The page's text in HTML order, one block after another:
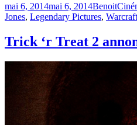
Publié
le
mai 6, 2014mai 6, 2014Benoit
Jones, Legendary Pictures, Warcraft
Trick ‘r Treat 2